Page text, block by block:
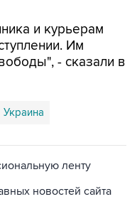
и курьерам
Им
- сказали в
Украина
ленту
новостей сайта